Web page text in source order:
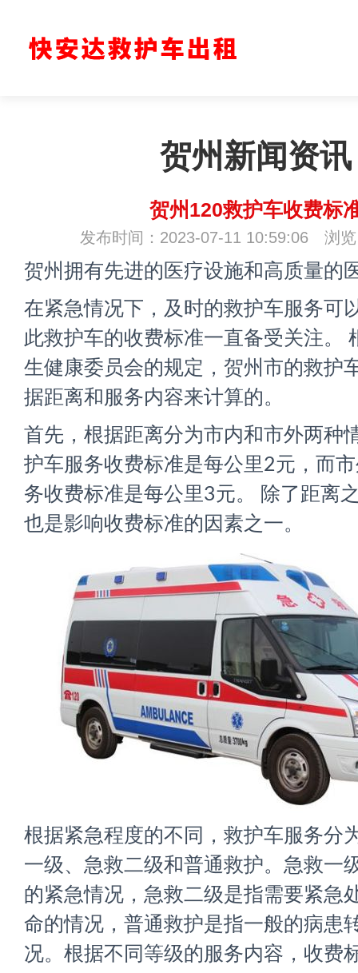
贺州新闻资讯
贺州120救护车收费标
发布时间：2023-07-11 10:59:06 浏览
贺州拥有先进的医疗设施和高质量的
在紧急情况下，及时的救护车服务可
此救护车的收费标准一直备受关注。
生健康委员会的规定，贺州市的救护
据距离和服务内容来计算的。
首先，根据距离分为市内和市外两种
护车服务收费标准是每公里2元，而
务收费标准是每公里3元。 除了距离
也是影响收费标准的因素之一。
根据紧急程度的不同，救护车服务分
一级、急救二级和普通救护。急救一
的紧急情况，急救二级是指需要紧急
命的情况，普通救护是指一般的病患
况。根据不同等级的服务内容，收费